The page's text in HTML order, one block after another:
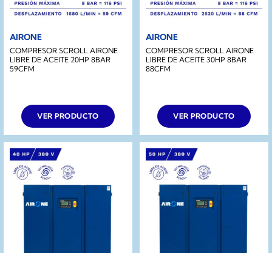
AIRONE
COMPRESOR SCROLL AIRONE
LIBRE DE ACEITE 20HP 8BAR
59CFM
VER PRODUCTO
AIRONE
COMPRESOR SCROLL AIRONE
LIBRE DE ACEITE 30HP 8BAR
88CFM
VER PRODUCTO